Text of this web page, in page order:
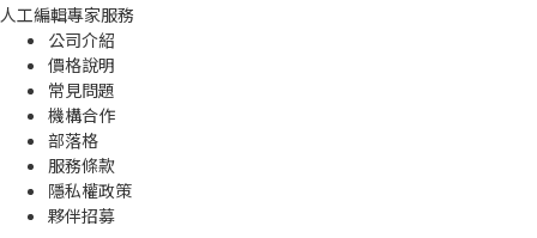
人工編輯專家服務
公司介紹
價格說明
常見問題
機構合作
部落格
服務條款
隱私權政策
夥伴招募